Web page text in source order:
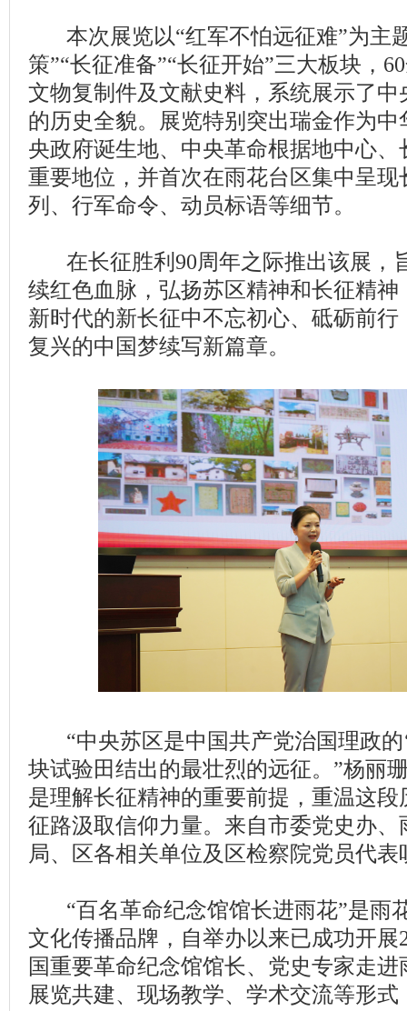
本次展览以“红军不怕远征难”为主
策”“长征准备”“长征开始”三大板块，
文物复制件及文献史料，系统展示了
的历史全貌。展览特别突出瑞金作为
央政府诞生地、中央革命根据地中心
重要地位，并首次在雨花台区集中呈
列、行军命令、动员标语等细节。
在长征胜利90周年之际推出该展，
续红色血脉，弘扬苏区精神和长征精
新时代的新长征中不忘初心、砥砺前
复兴的中国梦续写新篇章。
“中央苏区是中国共产党治国理政的
块试验田结出的最壮烈的远征。”杨丽
是理解长征精神的重要前提，重温这
征路汲取信仰力量。来自市委党史办
局、区各相关单位及区检察院党员代表
“百名革命纪念馆馆长进雨花”是雨
文化传播品牌，自举办以来已成功开展
国重要革命纪念馆馆长、党史专家走
展览共建、现场教学、学术交流等形